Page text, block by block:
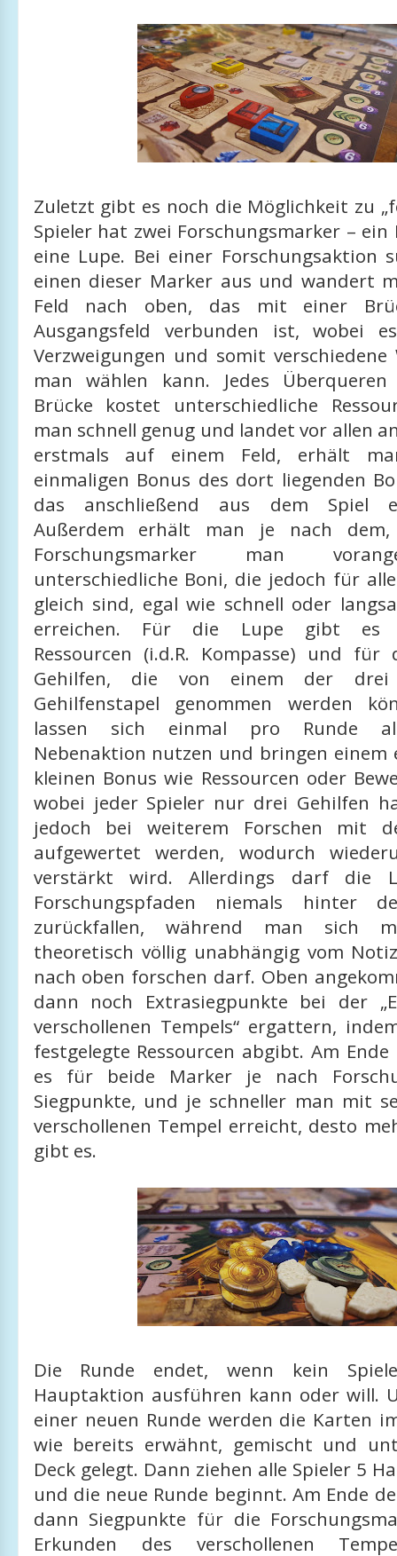
Zuletzt gibt es noch die Möglichkeit zu
Spieler hat zwei Forschungsmarker –
eine Lupe. Bei einer Forschungsaktion
einen dieser Marker aus und wandert
Feld nach oben, das mit einer
Ausgangsfeld verbunden ist, wobei
Verzweigungen und somit
man wählen kann. Jedes
Brücke kostet unterschiedliche
man schnell genug und landet vor allen
erstmals auf einem Feld, erhält
einmaligen Bonus des dort liegenden
das anschließend aus dem Spiel
Außerdem erhält man je nach
Forschungsmarker man
unterschiedliche Boni, die jedoch für
gleich sind, egal wie schnell oder
erreichen. Für die Lupe gibt es
Ressourcen (i.d.R. Kompasse) und für
Gehilfen, die von einem der drei
Gehilfenstapel genommen werden
lassen sich einmal pro Runde
Nebenaktion nutzen und bringen einem
kleinen Bonus wie Ressourcen oder
wobei jeder Spieler nur drei Gehilfen
jedoch bei weiterem Forschen mit
aufgewertet werden, wodurch
verstärkt wird. Allerdings darf die
Forschungspfaden niemals hinter
zurückfallen, während man sich
theoretisch völlig unabhängig vom
nach oben forschen darf. Oben
dann noch Extrasiegpunkte bei der
verschollenen Tempels“ ergattern,
festgelegte Ressourcen abgibt. Am
es für beide Marker je nach
Siegpunkte, und je schneller man mit
verschollenen Tempel erreicht, desto
gibt es.
Die Runde endet, wenn kein
Hauptaktion ausführen kann oder will.
einer neuen Runde werden die Karten
wie bereits erwähnt, gemischt und
Deck gelegt. Dann ziehen alle Spieler 5
und die neue Runde beginnt. Am Ende
dann Siegpunkte für die
Erkunden des verschollenen